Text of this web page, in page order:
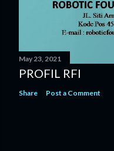
May 23, 2021
PROFIL RFI
Share Post a Comment